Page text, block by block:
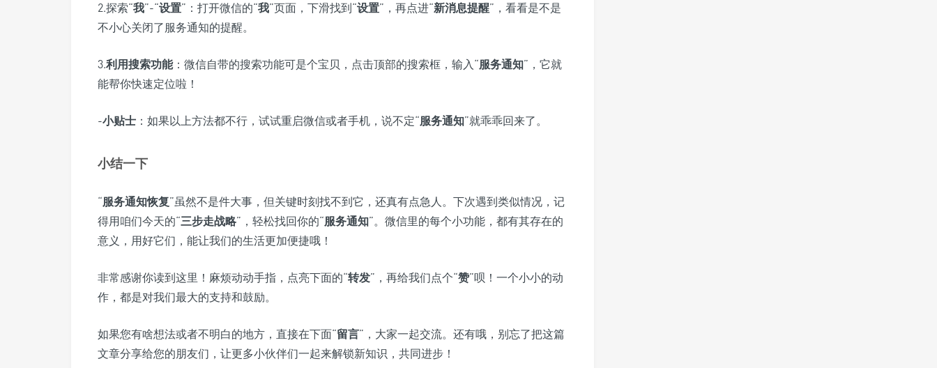
2.探索“我”-“设置”：打开微信的“我”页面，下滑找到“设置”，再点进“新消息提醒”，看看是不是
不小心关闭了服务通知的提醒。
3.利用搜索功能：微信自带的搜索功能可是个宝贝，点击顶部的搜索框，输入“服务通知”，它就
能帮你快速定位啦！
-小贴士 ：如果以上方法都不行，试试重启微信或者手机，说不定“服务通知”就乖乖回来了。
小结一下
“服务通知恢复”虽然不是件大事，但关键时刻找不到它，还真有点急人。下次遇到类似情况，记
得用咱们今天的“三步走战略”，轻松找回你的“服务通知”。微信里的每个小功能，都有其存在的
意义，用好它们，能让我们的生活更加便捷哦！
非常感谢你读到这里！麻烦动动手指，点亮下面的“转发”，再给我们点个“赞”呗！一个小小的动
作，都是对我们最大的支持和鼓励。
如果您有啥想法或者不明白的地方，直接在下面“留言”，大家一起交流。还有哦，别忘了把这篇
文章分享给您的朋友们，让更多小伙伴们一起来解锁新知识，共同进步！